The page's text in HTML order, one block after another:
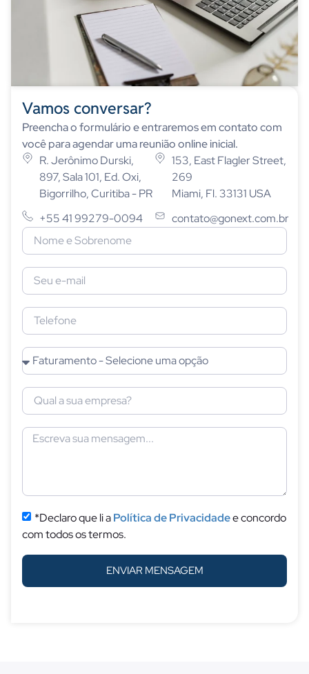
Vamos conversar?
Preencha o formulário e entraremos em contato com
você para agendar uma reunião online inicial.
R. Jerônimo Durski,
897, Sala 101, Ed. Oxi,
Bigorrilho, Curitiba - PR
+55 41 99279-0094
153, East Flagler Street,
269
Miami, Fl. 33131 USA
contato@gonext.com.br
*Declaro que li aPolítica de Privacidadee concordo
com todos os termos.
ENVIAR MENSAGEM